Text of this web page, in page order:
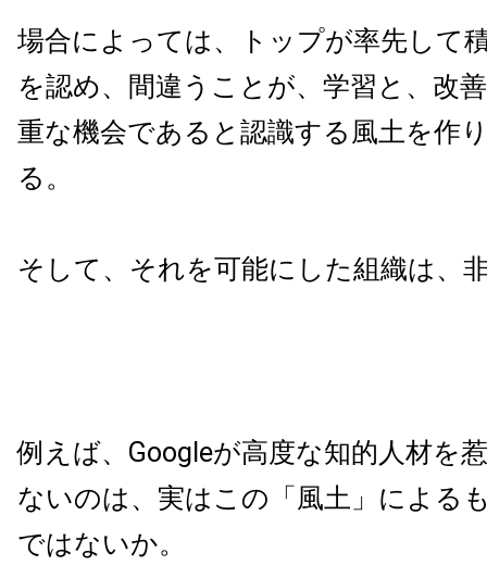
場合によっては、トップが率先して
を認め、間違うことが、学習と、改
重な機会であると認識する風土を作
る。
そして、それを可能にした組織は、
例えば、Googleが高度な知的人材を
ないのは、実はこの「風土」による
ではないか。